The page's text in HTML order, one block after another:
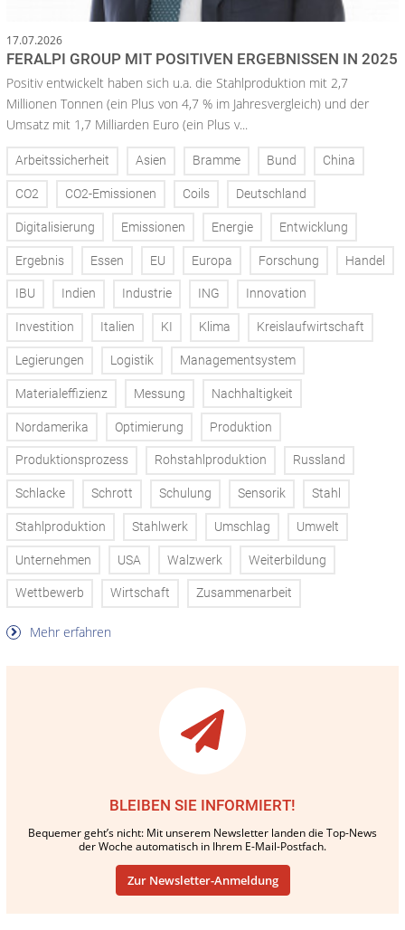
17.07.2026
FERALPI GROUP MIT POSITIVEN ERGEBNISSEN IN 2025
Positiv entwickelt haben sich u.a. die Stahlproduktion mit 2,7
Millionen Tonnen (ein Plus von 4,7 % im Jahresvergleich) und der
Umsatz mit 1,7 Milliarden Euro (ein Plus v...
Arbeitssicherheit Asien Bramme Bund China
CO2 CO2-Emissionen Coils Deutschland
Digitalisierung Emissionen Energie Entwicklung
Ergebnis Essen EU Europa Forschung Handel
IBU Indien Industrie ING Innovation
Investition Italien KI Klima Kreislaufwirtschaft
Legierungen Logistik Managementsystem
Materialeffizienz Messung Nachhaltigkeit
Nordamerika Optimierung Produktion
Produktionsprozess Rohstahlproduktion Russland
Schlacke Schrott Schulung Sensorik Stahl
Stahlproduktion Stahlwerk Umschlag Umwelt
Unternehmen USA Walzwerk Weiterbildung
Wettbewerb Wirtschaft Zusammenarbeit
Mehr erfahren
BLEIBEN SIE INFORMIERT!
Bequemer geht’s nicht: Mit unserem Newsletter landen die Top-News
der Woche automatisch in Ihrem E-Mail-Postfach.
Zur Newsletter-Anmeldung